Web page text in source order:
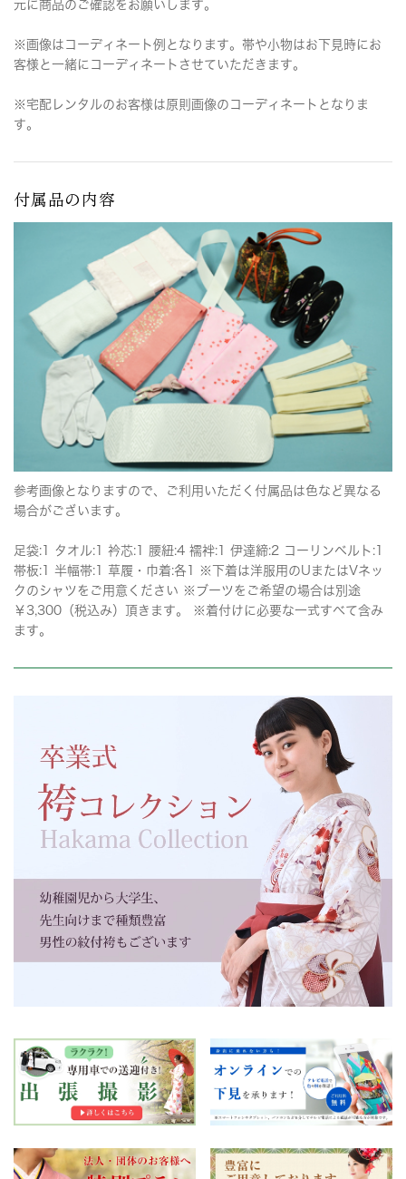
元に商品のご確認をお願いします。
※画像はコーディネート例となります。帯や小物はお下見時にお
客様と一緒にコーディネートさせていただきます。
※宅配レンタルのお客様は原則画像のコーディネートとなりま
す。
付属品の内容
参考画像となりますので、ご利用いただく付属品は色など異なる
場合がございます。
足袋:1 タオル:1 衿芯:1 腰紐:4 襦袢:1 伊達締:2 コーリンベルト:1
帯板:1 半幅帯:1 草履・巾着:各1 ※下着は洋服用のUまたはVネッ
クのシャツをご用意ください ※ブーツをご希望の場合は別途
￥3,300（税込み）頂きます。 ※着付けに必要な一式すべて含み
ます。